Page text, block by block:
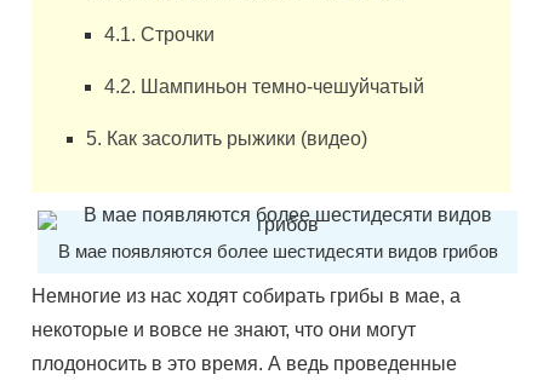
4.1. Строчки
4.2. Шампиньон темно-чешуйчатый
5. Как засолить рыжики (видео)
В мае появляются более шестидесяти видов грибов
Немногие из нас ходят собирать грибы в мае, а
некоторые и вовсе не знают, что они могут
плодоносить в это время. А ведь проведенные